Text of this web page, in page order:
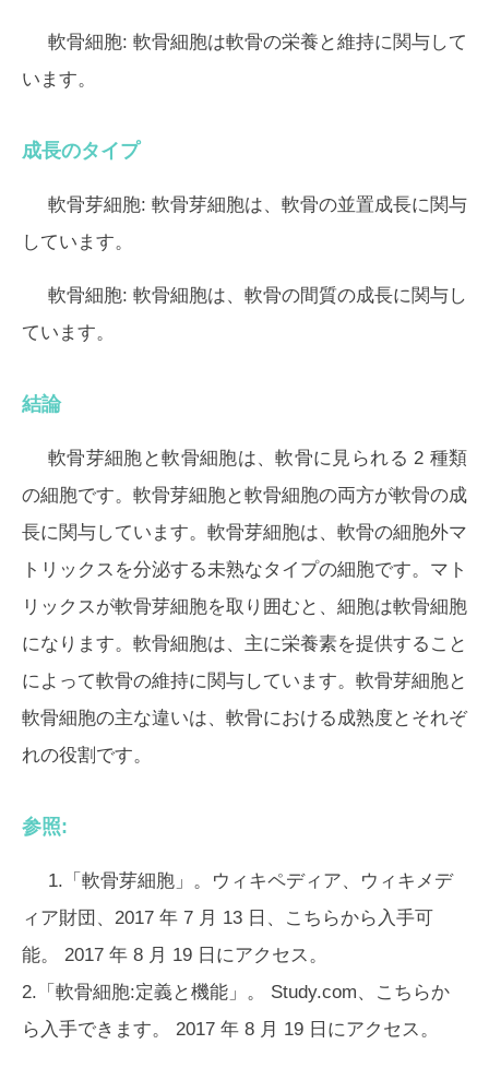
軟骨細胞: 軟骨細胞は軟骨の栄養と維持に関与して
います。
成長のタイプ
軟骨芽細胞: 軟骨芽細胞は、軟骨の並置成長に関与
しています。
軟骨細胞: 軟骨細胞は、軟骨の間質の成長に関与し
ています。
結論
軟骨芽細胞と軟骨細胞は、軟骨に見られる 2 種類
の細胞です。軟骨芽細胞と軟骨細胞の両方が軟骨の成
長に関与しています。軟骨芽細胞は、軟骨の細胞外マ
トリックスを分泌する未熟なタイプの細胞です。マト
リックスが軟骨芽細胞を取り囲むと、細胞は軟骨細胞
になります。軟骨細胞は、主に栄養素を提供すること
によって軟骨の維持に関与しています。軟骨芽細胞と
軟骨細胞の主な違いは、軟骨における成熟度とそれぞ
れの役割です。
参照:
1.「軟骨芽細胞」。ウィキペディア、ウィキメデ
ィア財団、2017 年 7 月 13 日、こちらから入手可
能。 2017 年 8 月 19 日にアクセス。
2.「軟骨細胞:定義と機能」。 Study.com、こちらか
ら入手できます。 2017 年 8 月 19 日にアクセス。